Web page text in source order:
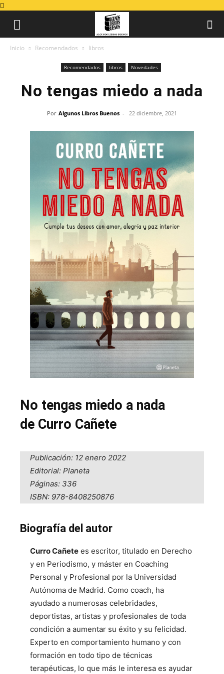
Inicio Recomendados libros
Recomendados libros Novedades
No tengas miedo a nada
Por Algunos Libros Buenos - 22 diciembre, 2021
No tengas miedo a nada
de Curro Cañete
Publicación: 12 enero 2022
Editorial: Planeta
Páginas: 336
ISBN: 978-8408250876
Biografía del autor
Curro Cañete es escritor, titulado en Derecho
y en Periodismo, y máster en Coaching
Personal y Profesional por la Universidad
Autónoma de Madrid. Como coach, ha
ayudado a numerosas celebridades,
deportistas, artistas y profesionales de toda
condición a aumentar su éxito y su felicidad.
Experto en comportamiento humano y con
formación en todo tipo de técnicas
terapéuticas, lo que más le interesa es ayudar